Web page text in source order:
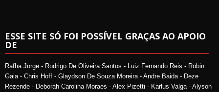
ESSE SITE SÓ FOI POSSÍVEL GRAÇAS AO APOIO
DE
Rafha Jorge - Rodrigo De Oliveira Santos - Luiz Fernando Reis - Robin
Gaia - Chris Hoff - Glaydson De Souza Moreira - Andre Baida - Deze
Rezende - Deborah Carolina Moraes - Alex Pizetti - Karlus Valga - Alyson